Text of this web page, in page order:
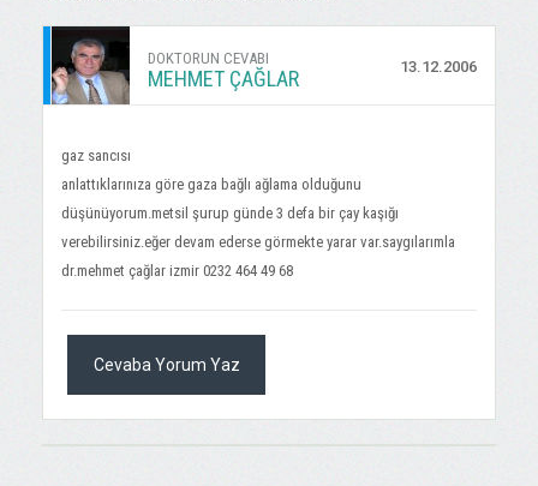
DOKTORUN CEVABI
MEHMET ÇAĞLAR 13.12.2006
gaz sancısı
anlattıklarınıza göre gaza bağlı ağlama olduğunu
düşünüyorum.metsil şurup günde 3 defa bir çay kaşığı
verebilirsiniz.eğer devam ederse görmekte yarar var.saygılarımla
dr.mehmet çağlar izmir 0232 464 49 68
Cevaba Yorum Yaz